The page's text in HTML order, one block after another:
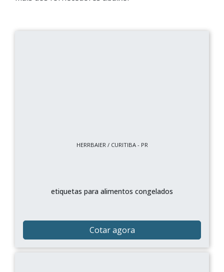
HERRBAIER / CURITIBA - PR
etiquetas para alimentos congelados
Cotar agora